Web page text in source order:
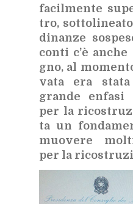
fa­cil­men­te
tro,
di­nan­ze
con­ti c’è
gno, al
va­ta era
gran­de en­fa­si
per la
ta un
muo­ve­re
per la